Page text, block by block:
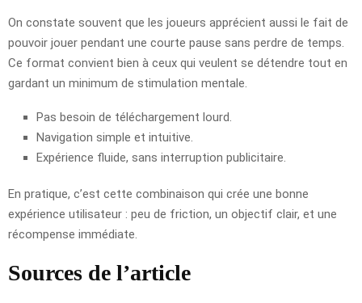
On constate souvent que les joueurs apprécient aussi le fait de
pouvoir jouer pendant une courte pause sans perdre de temps.
Ce format convient bien à ceux qui veulent se détendre tout en
gardant un minimum de stimulation mentale.
Pas besoin de téléchargement lourd.
Navigation simple et intuitive.
Expérience fluide, sans interruption publicitaire.
En pratique, c’est cette combinaison qui crée une bonne
expérience utilisateur : peu de friction, un objectif clair, et une
récompense immédiate.
Sources de l’article